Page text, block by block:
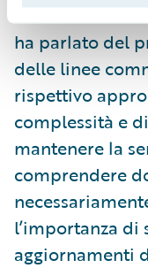
Aviva: James
ha parlato del
delle linee
rispettivo
complessità e
mantenere la
comprendere
l’importanza di
aggiornamenti